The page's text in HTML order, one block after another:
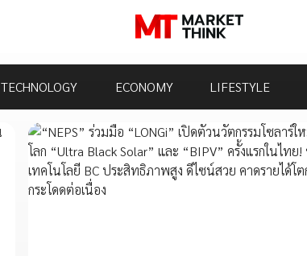
TECHNOLOGY ECONOMY LIFESTYLE